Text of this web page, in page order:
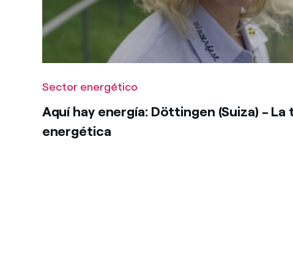
Sector energético
Aquí hay energía: Döttingen (Suiza) - La
energética